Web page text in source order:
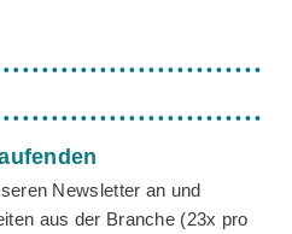
Newsletter an und
aus der Branche (23x pro